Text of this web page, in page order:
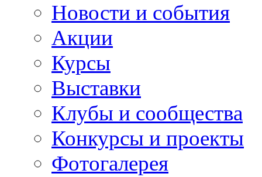
Новости и события
Акции
Курсы
Выставки
Клубы и сообщества
Конкурсы и проекты
Фотогалерея